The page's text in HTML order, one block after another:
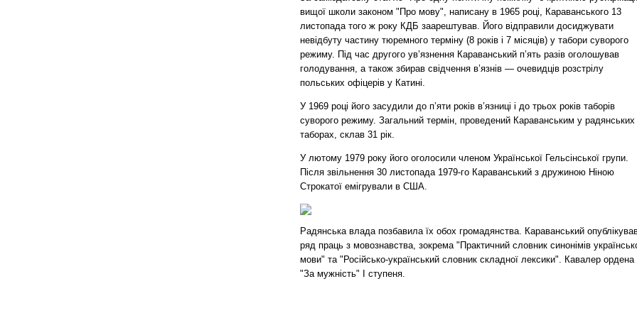
вищої школи законом "Про мову", написану в 1965 році, Караванського 13
листопада того ж року КДБ заарештував. Його відправили досиджувати
невідбуту частину тюремного терміну (8 років і 7 місяців) у табори суворого
режиму. Під час другого ув’язнення Караванський п’ять разів оголошував
голодування, а також збирав свідчення в’язнів — очевидців розстрілу
польських офіцерів у Катині.
У 1969 році його засудили до п’яти років в’язниці і до трьох років таборів
суворого режиму. Загальний термін, проведений Караванським у радянських
таборах, склав 31 рік.
У лютому 1979 року його оголосили членом Української Гельсінської групи.
Після звільнення 30 листопада 1979-го Караванський з дружиною Ніною
Строкатої емігрували в США.
Радянська влада позбавила їх обох громадянства. Караванський
ряд праць з мовознавства, зокрема "Практичний словник синонімів
мови" та "Російсько-український словник складної лексики". Кавалер ордена
"За мужність" I ступеня.